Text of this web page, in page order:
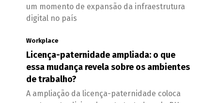
um momento de expansão da infraestrutura
digital no país
Workplace
Licença-paternidade ampliada: o que
essa mudança revela sobre os ambientes
de trabalho?
A ampliação da licença-paternidade coloca